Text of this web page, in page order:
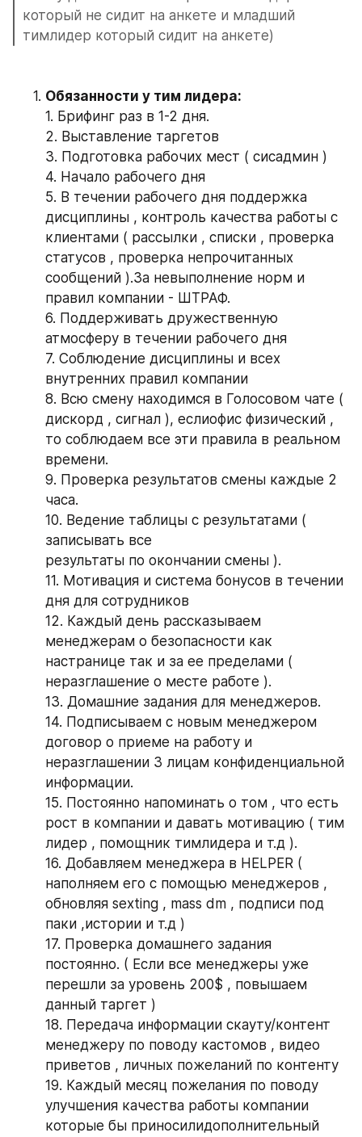
который не сидит на анкете и младший
тимлидер который сидит на анкете)
Обязанности у тим лидера:
1. Брифинг раз в 1-2 дня.
2. Выставление таргетов
3. Подготовка рабочих мест ( сисадмин )
4. Начало рабочего дня
5. В течении рабочего дня поддержка
дисциплины , контроль качества работы с
клиентами ( рассылки , списки , проверка
статусов , проверка непрочитанных
сообщений ).За невыполнение норм и
правил компании - ШТРАФ.
6. Поддерживать дружественную
атмосферу в течении рабочего дня
7. Соблюдение дисциплины и всех
внутренних правил компании
8. Всю смену находимся в Голосовом чате (
дискорд , сигнал ), еслиофис физический ,
то соблюдаем все эти правила в реальном
времени.
9. Проверка результатов смены каждые 2
часа.
10. Ведение таблицы с результатами (
записывать все
результаты по окончании смены ).
11. Мотивация и система бонусов в течении
дня для сотрудников
12. Каждый день рассказываем
менеджерам о безопасности как
настранице так и за ее пределами (
неразглашение о месте работе ).
13. Домашние задания для менеджеров.
14. Подписываем с новым менеджером
договор о приеме на работу и
неразглашении 3 лицам конфиденциальной
информации.
15. Постоянно напоминать о том , что есть
рост в компании и давать мотивацию ( тим
лидер , помощник тимлидера и т.д ).
16. Добавляем менеджера в HELPER (
наполняем его с помощью менеджеров ,
обновляя sexting , mass dm , подписи под
паки ,истории и т.д )
17. Проверка домашнего задания
постоянно. ( Если все менеджеры уже
перешли за уровень 200$ , повышаем
данный таргет )
18. Передача информации скауту/контент
менеджеру по поводу кастомов , видео
приветов , личных пожеланий по контенту
19. Каждый месяц пожелания по поводу
улучшения качества работы компании
которые бы приносилидополнительный